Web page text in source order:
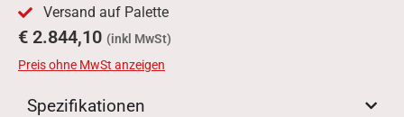
Versand auf Palette
€ 2.844,10 (inkl MwSt)
Preis ohne MwSt anzeigen
Spezifikationen